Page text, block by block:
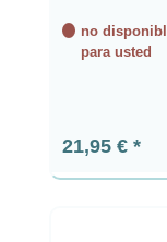
no
para usted
Precio
21,95 €